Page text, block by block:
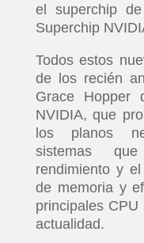
el superchip
Superchip
Todos estos
de los recién
Grace Hopper
NVIDIA, que
los planos
sistemas
rendimiento y
de memoria y
principales
actualidad.